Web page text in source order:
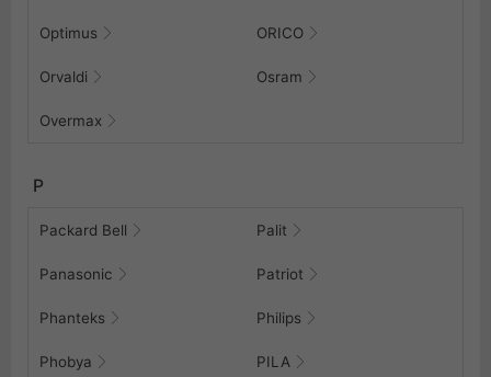
Optimus ORICO
Orvaldi Osram
Overmax
P
Packard Bell Palit
Panasonic Patriot
Phanteks Philips
Phobya PILA